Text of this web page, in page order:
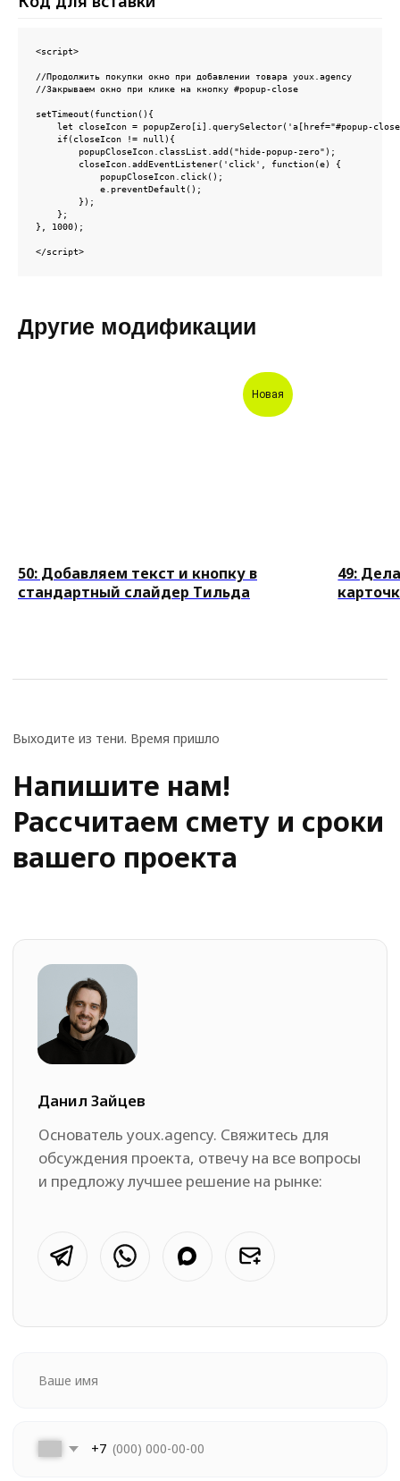
<script>
//Продолжить покупки окно при добавлении товара youx.agency
//Закрываем окно при клике на кнопку #popup-close
setTimeout(function(){
let closeIcon = popupZero[i].querySelector('a[href="#popup-
    if(closeIcon != null){
        popupCloseIcon.classList.add("hide-popup-zero");
        closeIcon.addEventListener('click', function(e) {
            popupCloseIcon.click();
            e.preventDefault();
        });
    };
}, 1000);
</script>
Другие модификации
Новая
50: Добавляем текст и кнопку в
стандартный слайдер Тильда
49:
Напишите нам!
Рассчитаем смету и сроки
вашего проекта
Основатель youx.agency. Свяжитесь для
обсуждения проекта, отвечу на все вопросы
Нажимая кнопку "Отправить", вы соглашаетесь с
политикой конфиденциальностисайта.
Отправить
Разработка сайтов
UX/UI Дизайн
telegram
SEO-оптимизация
@ 2019-2026
whatsapp
Наши соц. сети:
dev@youx.agency
+7(969) 715-86-66
Стоимость услуг
Портфолио
Оферта ИНН: 780456654521
Контакты